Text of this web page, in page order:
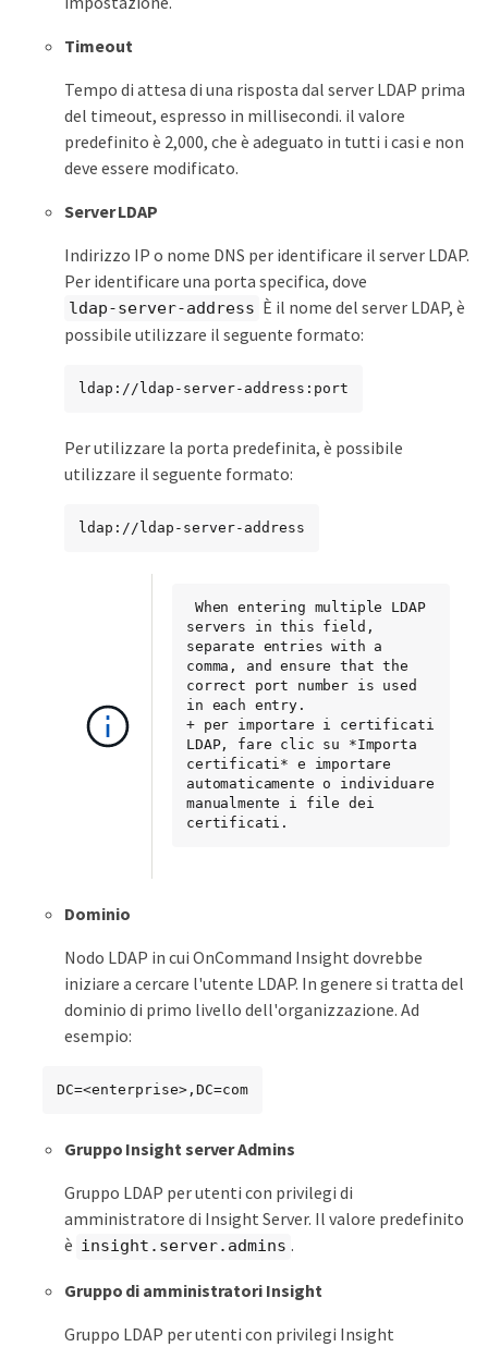
Timeout
Tempo di attesa di una risposta dal server LDAP prima
del timeout, espresso in millisecondi. il valore
predefinito è 2,000, che è adeguato in tutti i casi e non
deve essere modificato.
Server LDAP
Indirizzo IP o nome DNS per identificare il server LDAP.
Per identificare una porta specifica, dove
ldap-server-address È il nome del server LDAP, è
possibile utilizzare il seguente formato:
ldap://ldap-server-address:port
Per utilizzare la porta predefinita, è possibile
utilizzare il seguente formato:
ldap://ldap-server-address
servers in this field,
separate entries with a
comma, and ensure that the
correct port number is used
in each entry.
+ per importare i certificati
LDAP, fare clic su *Importa
certificati* e importare
automaticamente o individuare
manualmente i file dei
certificati.
Dominio
Nodo LDAP in cui OnCommand Insight dovrebbe
iniziare a cercare l'utente LDAP. In genere si tratta del
dominio di primo livello dell'organizzazione. Ad
esempio:
DC=<enterprise>,DC=com
Gruppo Insight server Admins
Gruppo LDAP per utenti con privilegi di
amministratore di Insight Server. Il valore predefinito
è insight.server.admins .
Gruppo di amministratori Insight
Gruppo LDAP per utenti con privilegi Insight